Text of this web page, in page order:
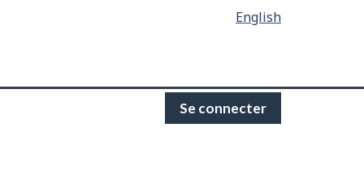
English
Se connecter